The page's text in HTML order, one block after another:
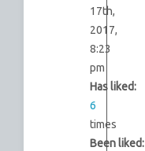
17th,
2017,
8:23
pm
Has liked:
6
times
Been liked: